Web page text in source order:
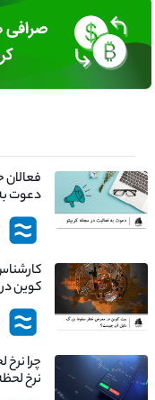
فعالان
دعوت
کوین
چیست؟
چرا
نرخ